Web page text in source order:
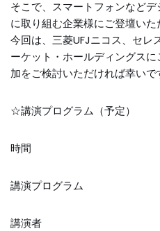
そこで、スマートフォンなど
に取り組む企業様にご登壇いた
今回は、三菱UFJニコス、セレ
ーケット・ホールディングス
加をご検討いただければ幸いで
☆講演プログラム（予定）
時間
講演プログラム
講演者